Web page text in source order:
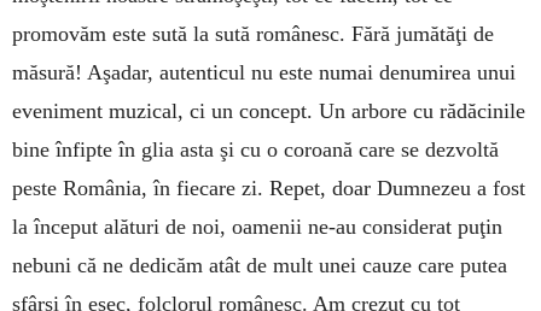
promovăm este sută la sută românesc. Fără jumătăţi de
măsură! Aşadar, autenticul nu este numai denumirea unui
eveniment muzical, ci un con­cept. Un arbore cu rădăcinile
bine înfipte în glia asta şi cu o coroană care se dezvoltă
peste România, în fiecare zi. Repet, doar Dum­nezeu a fost
la început alături de noi, oamenii ne-au considerat puţin
nebuni că ne dedicăm atât de mult unei cauze care putea
sfârşi în eşec, folclorul românesc. Am crezut cu tot